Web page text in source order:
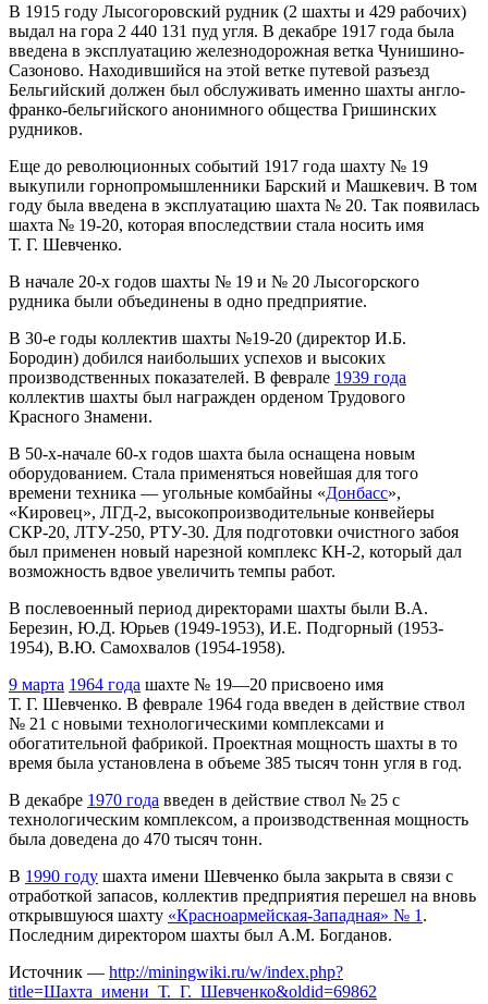
В 1915 году Лысогоровский рудник (2 шахты и 429 рабочих)
выдал на гора 2 440 131 пуд угля. В декабре 1917 года была
введена в эксплуатацию железнодорожная ветка Чунишино-
Сазоново. Находившийся на этой ветке путевой разъезд
Бельгийский должен был обслуживать именно шахты англо-
франко-бельгийского анонимного общества Гришинских
рудников.
Еще до революционных событий 1917 года шахту № 19
выкупили горнопромышленники Барский и Машкевич. В том
году была введена в эксплуатацию шахта № 20. Так появилась
шахта № 19-20, которая впоследствии стала носить имя
Т. Г. Шевченко.
В начале 20-х годов шахты № 19 и № 20 Лысогорского
рудника были объединены в одно предприятие.
В 30-е годы коллектив шахты №19-20 (директор И.Б.
Бородин) добился наибольших успехов и высоких
производственных показателей. В феврале 1939 года
коллектив шахты был награжден орденом Трудового
Красного Знамени.
В 50-х-начале 60-х годов шахта была оснащена новым
оборудованием. Стала применяться новейшая для того
времени техника — угольные комбайны «Донбасс»,
«Кировец», ЛГД-2, высокопроизводительные конвейеры
СКР-20, ЛТУ-250, РТУ-30. Для подготовки очистного забоя
был применен новый нарезной комплекс КН-2, который дал
возможность вдвое увеличить темпы работ.
В послевоенный период директорами шахты были В.А.
Березин, Ю.Д. Юрьев (1949-1953), И.Е. Подгорный (1953-
1954), В.Ю. Самохвалов (1954-1958).
9 марта 1964 года шахте № 19—20 присвоено имя
Т. Г. Шевченко. В феврале 1964 года введен в действие ствол
№ 21 с новыми технологическими комплексами и
обогатительной фабрикой. Проектная мощность шахты в то
время была установлена в объеме 385 тысяч тонн угля в год.
В декабре 1970 года введен в действие ствол № 25 с
технологическим комплексом, а производственная мощность
была доведена до 470 тысяч тонн.
В 1990 году шахта имени Шевченко была закрыта в связи с
отработкой запасов, коллектив предприятия перешел на вновь
открывшуюся шахту «Красноармейская-Западная» № 1 .
Последним директором шахты был А.М. Богданов.
Источник — http://miningwiki.ru/w/index.php?
title=Шахта_имени_Т._Г._Шевченко&oldid=69862